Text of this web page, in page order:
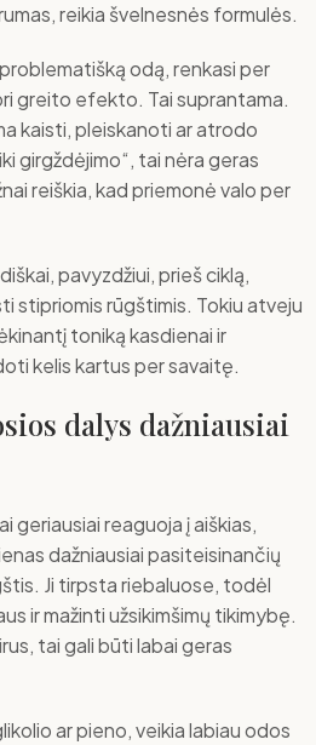
reikia švelnesnės formulės.
odą, renkasi per
greito efekto. Tai suprantama.
kaisti, pleiskanoti ar atrodo
girgždėjimo“, tai nėra geras
reiškia, kad priemonė valo per
pavyzdžiui, prieš ciklą,
stipriomis rūgštimis. Tokiu atveju
toniką kasdienai ir
kelis kartus per savaitę.
dalys dažniausiai
geriausiai reaguoja į aiškias,
dažniausiai pasiteisinančių
Ji tirpsta riebaluose, todėl
ir mažinti užsikimšimų tikimybę.
tai gali būti labai geras
ar pieno, veikia labiau odos